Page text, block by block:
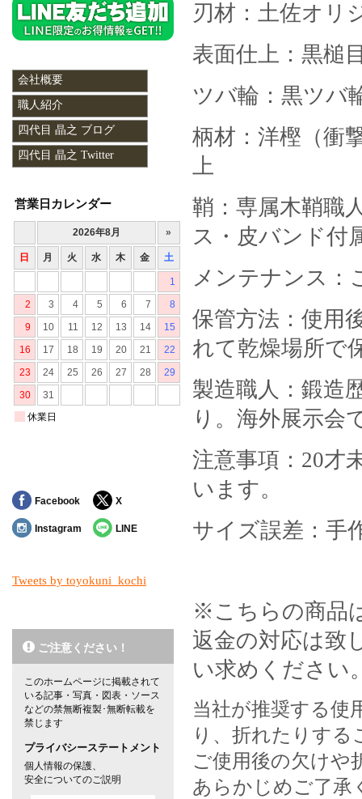
刃材：土佐オリ
表面仕上：黒槌
ツバ輪：黒ツバ
柄材：洋樫（衝
上
鞘：専属木鞘職
ス・皮バンド付
メンテナンス：
保管方法：使
れて乾燥場所で
製造職人：鍛造
り。海外展示会
注意事項：20才
います。
サイズ誤差：手
※こちらの商品
返金の対応は致
い求めください
当社が推奨する使
り、折れたりす
ご使用後の欠けや
あらかじめご了承
会社概要
職人紹介
四代目 晶之 ブログ
四代目 晶之 Twitter
営業日カレンダー
Facebook X
Instagram LINE
Tweets by toyokuni_kochi
ご注意ください！
このホームページに掲載されて
いる記事・写真・図表・ソース
などの禁無断複製･無断転載を
禁じます
プライバシーステートメント
個人情報の保護、
安全についてのご説明